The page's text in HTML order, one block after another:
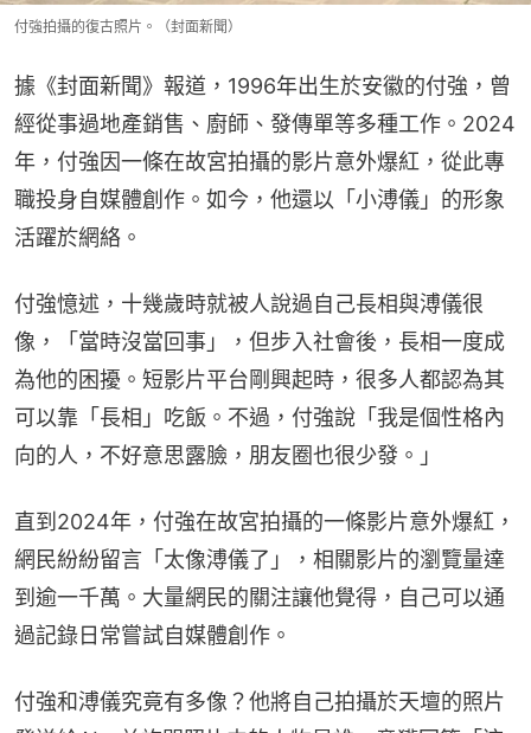
付強拍攝的復古照片。（封面新聞）
據《封面新聞》報道，1996年出生於安徽的付強，曾
經從事過地產銷售、廚師、發傳單等多種工作。2024
年，付強因一條在故宮拍攝的影片意外爆紅，從此專
職投身自媒體創作。如今，他還以「小溥儀」的形象
活躍於網絡。
付強憶述，十幾歲時就被人說過自己長相與溥儀很
像，「當時沒當回事」，但步入社會後，長相一度成
為他的困擾。短影片平台剛興起時，很多人都認為其
可以靠「長相」吃飯。不過，付強說「我是個性格內
向的人，不好意思露臉，朋友圈也很少發。」
直到2024年，付強在故宮拍攝的一條影片意外爆紅，
網民紛紛留言「太像溥儀了」，相關影片的瀏覽量達
到逾一千萬。大量網民的關注讓他覺得，自己可以通
過記錄日常嘗試自媒體創作。
付強和溥儀究竟有多像？他將自己拍攝於天壇的照片